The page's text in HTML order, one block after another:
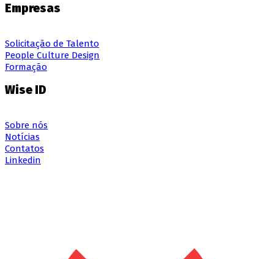
Empresas
Solicitação de Talento
People Culture Design
Formação
Wise ID
Sobre nós
Notícias
Contatos
Linkedin